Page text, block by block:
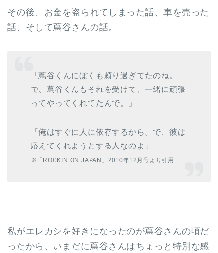
その後、お金を盗られてしまった話、車を売った
話、そして蔦谷さんの話。
「蔦谷くんにぼくも頼り過ぎてたのね。
で、蔦谷くんもそれを受けて、一緒に頑張
ってやってくれてたんで。」
「俺はすぐに人に依存するから。で、彼は
応えてくれようとする人なのよ」
※「ROCKIN’ON JAPAN」2010年12月号より引用
私がエレカシを好きになったのが蔦谷さんの頃だ
ったから、いまだに蔦谷さんはちょっと特別な感